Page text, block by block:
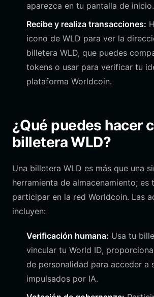
aparezca en tu pantalla de inicio.
Recibe y realiza transacciones:
icono de WLD para ver la
billetera WLD, que puedes
tokens o usar para verificar tu
plataforma Worldcoin.
¿Qué puedes hacer
billetera WLD?
Una billetera WLD es más que una
herramienta de almacenamiento; es
participar en la red Worldcoin. Las
incluyen:
Verificación humana: Usa tu
vincular tu World ID,
de personalidad para acceder a
impulsados por IA.